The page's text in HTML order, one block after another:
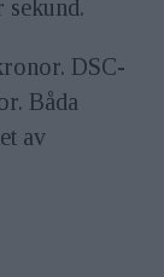
DSC-
Båda
av